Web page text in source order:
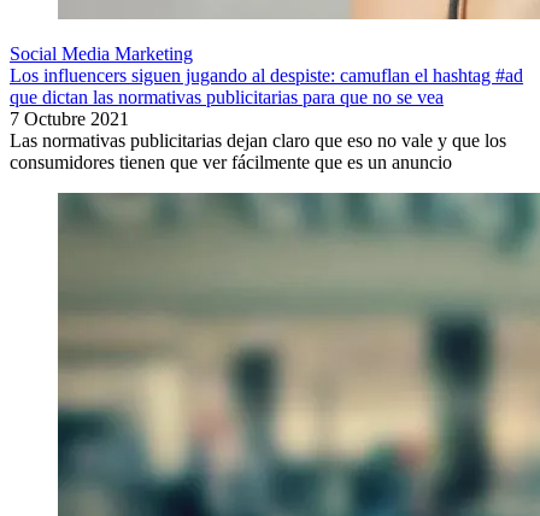
Social Media Marketing
Los influencers siguen jugando al despiste: camuflan el hashtag #ad
que dictan las normativas publicitarias para que no se vea
7 Octubre 2021
Las normativas publicitarias dejan claro que eso no vale y que los
consumidores tienen que ver fácilmente que es un anuncio